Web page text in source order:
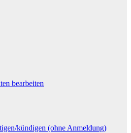
bearbeiten
kündigen (ohne Anmeldung)